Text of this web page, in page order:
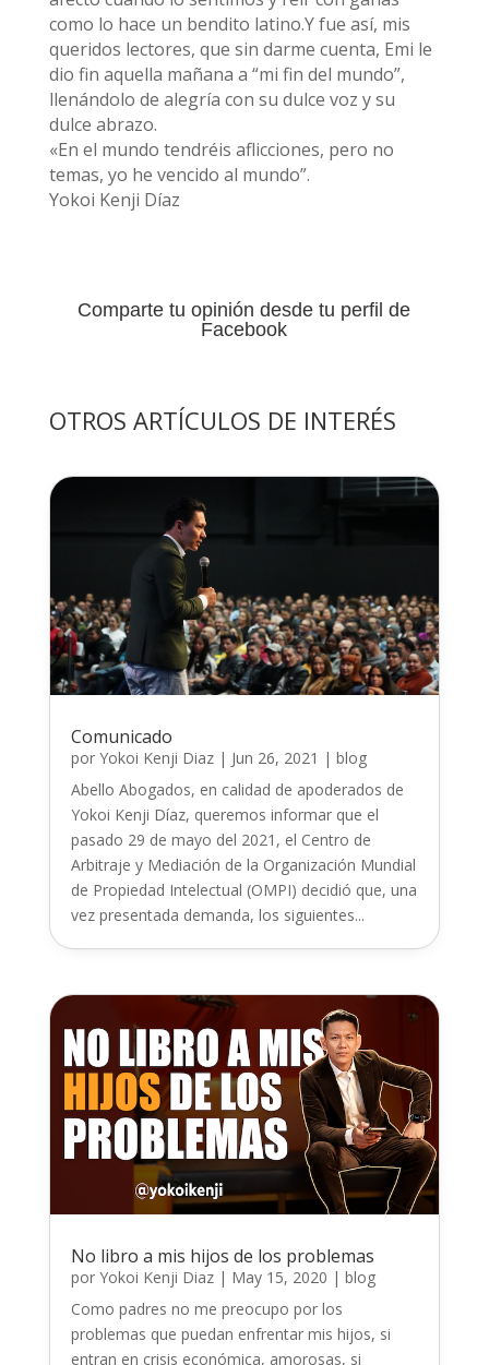
como lo hace un bendito latino.Y fue así, mis
queridos lectores, que sin darme cuenta, Emi le
dio fin aquella mañana a “mi fin del mundo”,
llenándolo de alegría con su dulce voz y su
dulce abrazo.
«En el mundo tendréis aflicciones, pero no
temas, yo he vencido al mundo”.
Yokoi Kenji Díaz
Comparte tu opinión desde tu perfil de
Facebook
OTROS ARTÍCULOS DE INTERÉS
Comunicado
por Yokoi Kenji Diaz| Jun 26, 2021 | blog
Abello Abogados, en calidad de apoderados de
Yokoi Kenji Díaz, queremos informar que el
pasado 29 de mayo del 2021, el Centro de
Arbitraje y Mediación de la Organización Mundial
de Propiedad Intelectual (OMPI) decidió que, una
vez presentada demanda, los siguientes...
No libro a mis hijos de los problemas
por Yokoi Kenji Diaz| May 15, 2020 | blog
Como padres no me preocupo por los
problemas que puedan enfrentar mis hijos, si
entran en crisis económica, amorosas, si